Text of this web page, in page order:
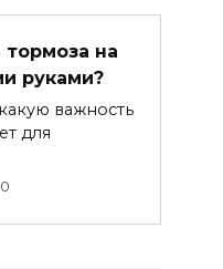
тормоза на
руками?
важность
для
0